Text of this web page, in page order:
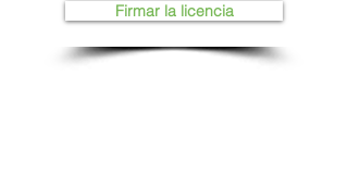
Firmar la licencia